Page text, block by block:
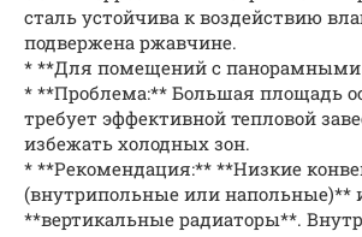
сталь устойчива к воздействию
подвержена ржавчине.
* **Для помещений с
* **Проблема:** Большая площадь
требует эффективной тепловой
избежать холодных зон.
* **Рекомендация:** **Низкие
(внутрипольные или напольные)**
**вертикальные радиаторы**.